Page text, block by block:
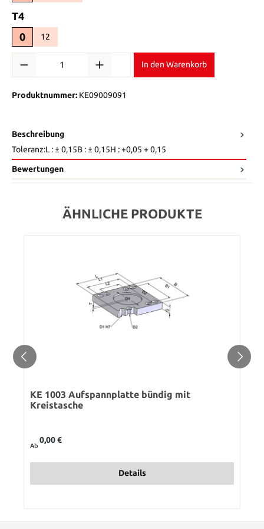
T4auswählen
0
12(Diese Option ist zurzeit nicht verfügbar.)
In den Warenkorb
Produktnummer: KE09009091
Beschreibung
Toleranz:L : ± 0,15B : ± 0,15H : +0,05 + 0,15
Bewertungen
ÄHNLICHE PRODUKTE
KE 1003 Aufspannplatte bündig mit
Kreistasche
Ab
0,00 €
Details